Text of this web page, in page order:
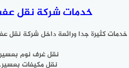
خدمات شركة نقل
كثيرة جدا ورائعة داخل شركة نقل
نقل غرف نوم
نقل مكيفات بعسير.